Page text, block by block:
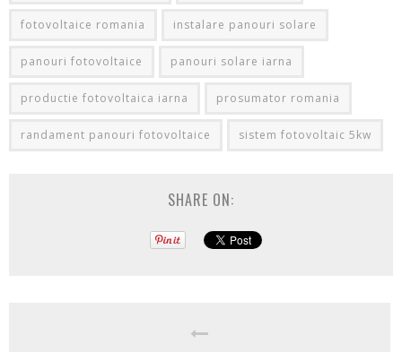
fotovoltaice romania instalare panouri solare
panouri fotovoltaice panouri solare iarna
productie fotovoltaica iarna prosumator romania
randament panouri fotovoltaice sistem fotovoltaic 5kw
SHARE ON: